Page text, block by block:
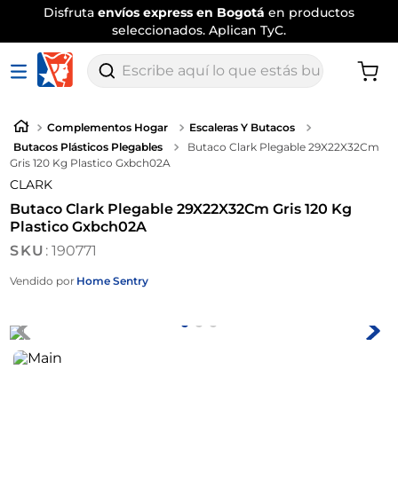
Disfruta envíos express en Bogotá en productos
seleccionados. Aplican TyC.
Escribe aquí lo que estás buscando
Complementos Hogar
Escaleras Y Butacos
Butacos Plásticos Plegables
Butaco Clark Plegable 29X22X32Cm
Gris 120 Kg Plastico Gxbch02A
CLARK
Butaco Clark Plegable 29X22X32Cm Gris 120 Kg
Plastico Gxbch02A
:190771
Vendido por Home Sentry